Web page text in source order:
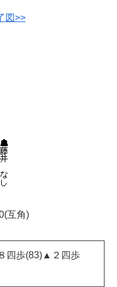
図>>
互角)
四歩(83)▲２四歩